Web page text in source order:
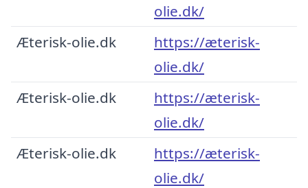
olie.dk/
Æterisk-olie.dk
https://æterisk-
olie.dk/
Æterisk-olie.dk
https://æterisk-
olie.dk/
Æterisk-olie.dk
https://æterisk-
olie.dk/